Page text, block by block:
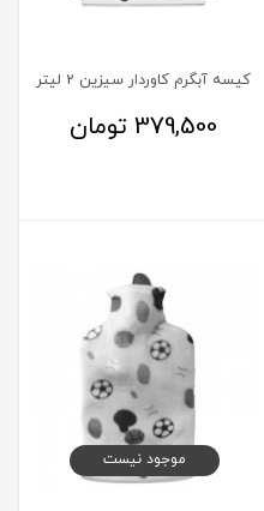
کیسه آبگرم کاوردار سیزین 2 لیتر
379,500تومان
موجود نیست